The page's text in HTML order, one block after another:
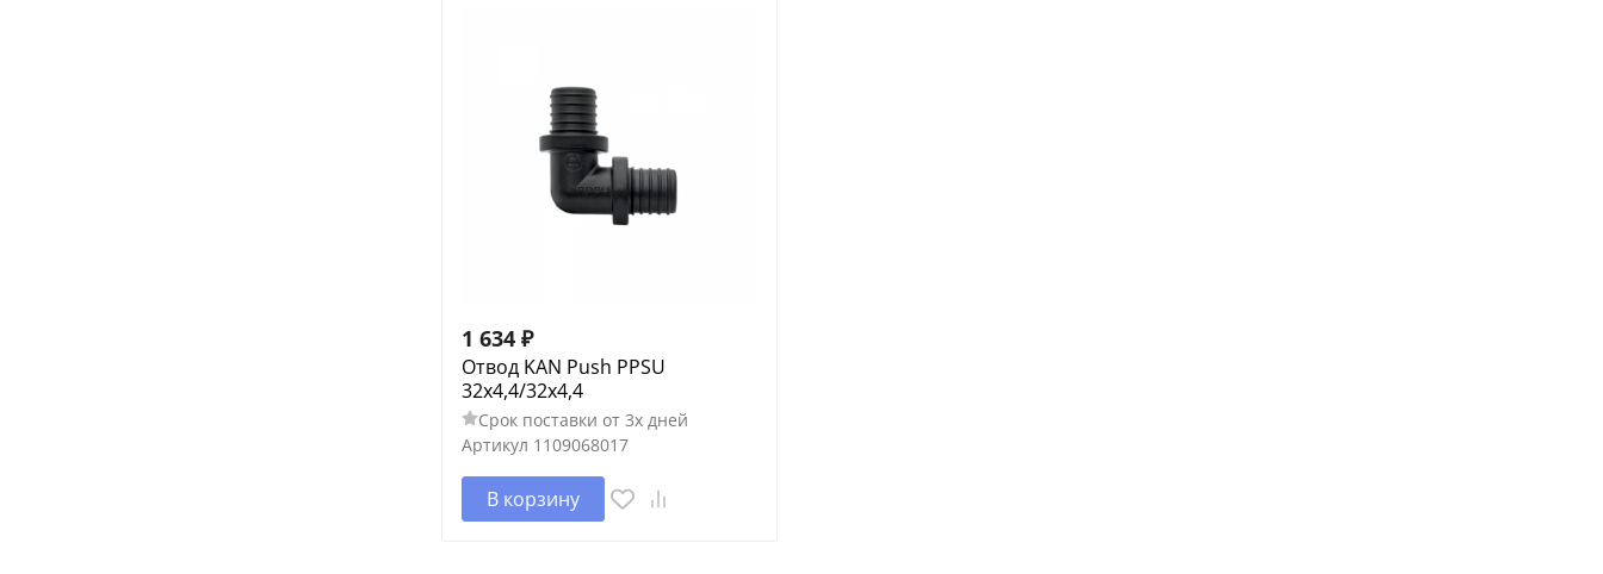
1 634 ₽
Отвод KAN Push PPSU
32х4,4/32х4,4
Срок поставки от 3х дней
Артикул 1109068017
В корзину